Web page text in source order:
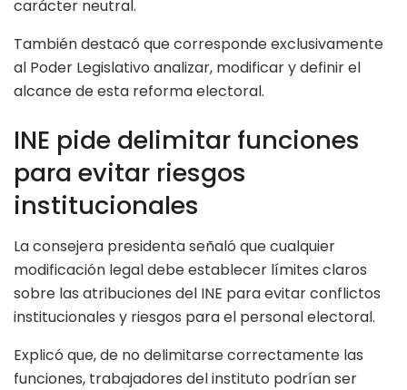
carácter neutral.
También destacó que corresponde exclusivamente
al Poder Legislativo analizar, modificar y definir el
alcance de esta reforma electoral.
INE pide delimitar funciones
para evitar riesgos
institucionales
La consejera presidenta señaló que cualquier
modificación legal debe establecer límites claros
sobre las atribuciones del INE para evitar conflictos
institucionales y riesgos para el personal electoral.
Explicó que, de no delimitarse correctamente las
funciones, trabajadores del instituto podrían ser